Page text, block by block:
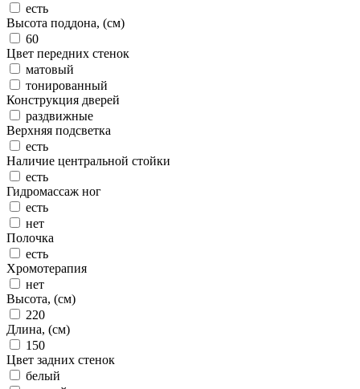
есть
Высота поддона, (см)
60
Цвет передних стенок
матовый
тонированный
Конструкция дверей
раздвижные
Верхняя подсветка
есть
Наличие центральной стойки
есть
Гидромассаж ног
есть
нет
Полочка
есть
Хромотерапия
нет
Высота, (см)
220
Длина, (см)
150
Цвет задних стенок
белый